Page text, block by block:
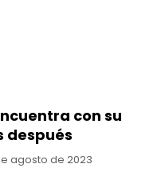
con su
después
agosto de 2023